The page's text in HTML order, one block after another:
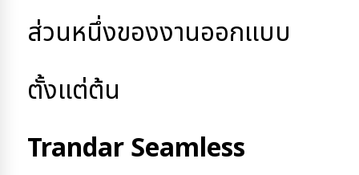
ส่วนหนึ่งของงานออกแบบ
ตั้งแต่ต้น
Trandar Seamless